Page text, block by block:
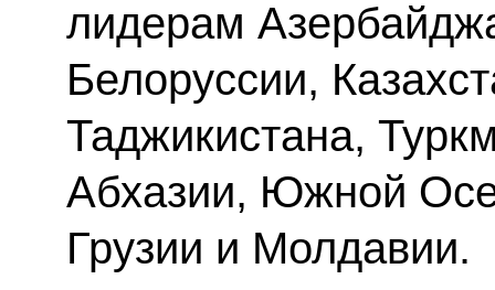
лидерам
Белоруссии,
Таджикистана,
Абхазии, Южной
Грузии и Молдавии.